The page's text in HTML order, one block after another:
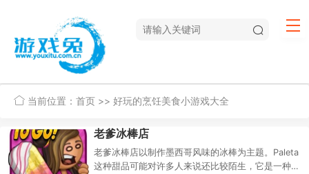
当前位置： 首页 >> 好玩的烹饪美食小游戏大全
老爹冰棒店
老爹冰棒店以制作墨西哥风味的冰棒为主题。Paleta
这种甜品可能对许多人来说还比较陌生，它是一种